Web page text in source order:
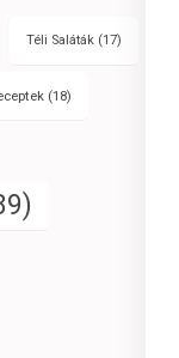
Téli Saláták (17)
(18)